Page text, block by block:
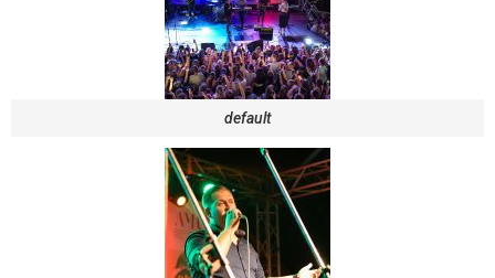
default